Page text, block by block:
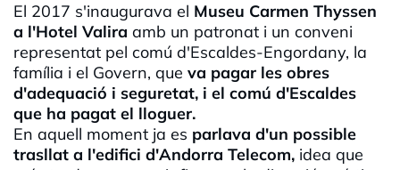
El 2017 s'inaugurava el Museu Carmen Thyssen
a l'Hotel Valira amb un patronat i un conveni
representat pel comú d'Escaldes-Engordany, la
família i el Govern, que va pagar les obres
d'adequació i seguretat, i el comú d'Escaldes
que ha pagat el lloguer.
En aquell moment ja es parlava d'un possible
trasllat a l'edifici d'Andorra Telecom, idea que